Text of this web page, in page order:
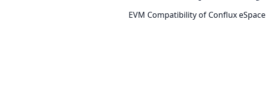
EVM Compatibility of Conflux eSpace